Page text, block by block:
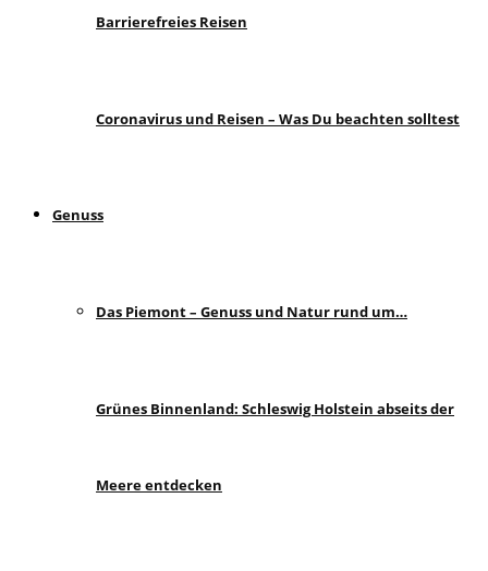
Barrierefreies Reisen
Coronavirus und Reisen – Was Du beachten solltest
Genuss
Das Piemont – Genuss und Natur rund um…
Grünes Binnenland: Schleswig Holstein abseits der
Meere entdecken